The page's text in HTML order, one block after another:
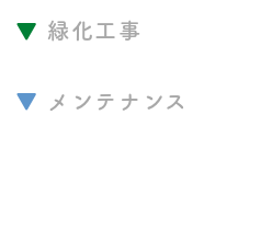
緑化工事
メンテナンス